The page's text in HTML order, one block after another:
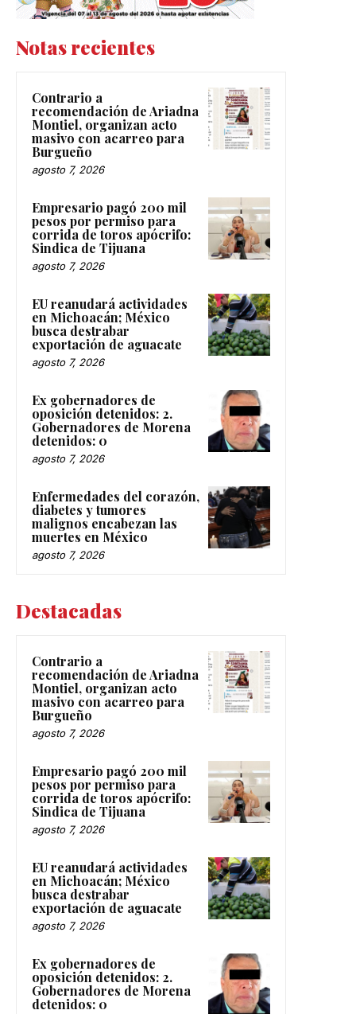
Notas recientes
Contrario a
recomendación de Ariadna
Montiel, organizan acto
masivo con acarreo para
Burgueño
agosto 7, 2026
Empresario pagó 200 mil
pesos por permiso para
corrida de toros apócrifo:
Sindica de Tijuana
agosto 7, 2026
EU reanudará actividades
en Michoacán; México
busca destrabar
exportación de aguacate
agosto 7, 2026
Ex gobernadores de
oposición detenidos: 2.
Gobernadores de Morena
detenidos: 0
agosto 7, 2026
Enfermedades del corazón,
diabetes y tumores
malignos encabezan las
muertes en México
agosto 7, 2026
Destacadas
Contrario a
recomendación de Ariadna
Montiel, organizan acto
masivo con acarreo para
Burgueño
agosto 7, 2026
Empresario pagó 200 mil
pesos por permiso para
corrida de toros apócrifo:
Sindica de Tijuana
agosto 7, 2026
EU reanudará actividades
en Michoacán; México
busca destrabar
exportación de aguacate
agosto 7, 2026
Ex gobernadores de
oposición detenidos: 2.
Gobernadores de Morena
detenidos: 0